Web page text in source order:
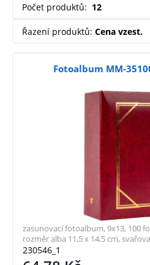
Počet produktů: 12
Řazení produktů: Cena vzest.
Fotoalbum MM-
230546_1
zasunovací fotoalbum, 9x13, 100
rozměr alba 11,5 x 14,5 cm,